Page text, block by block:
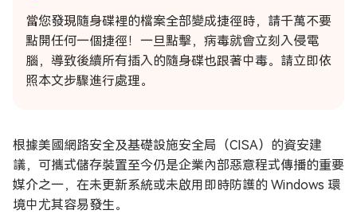
當您發現隨身碟裡的檔案全部變成捷徑時，請千萬不要
點開任何一個捷徑！一旦點擊，病毒就會立刻入侵電
腦，導致後續所有插入的隨身碟也跟著中毒。請立即依
照本文步驟進行處理。
根據美國網路安全及基礎設施安全局（CISA）的資安建
議，可攜式儲存裝置至今仍是企業內部惡意程式傳播的重要
媒介之一，在未更新系統或未啟用即時防護的 Windows 環
境中尤其容易發生。